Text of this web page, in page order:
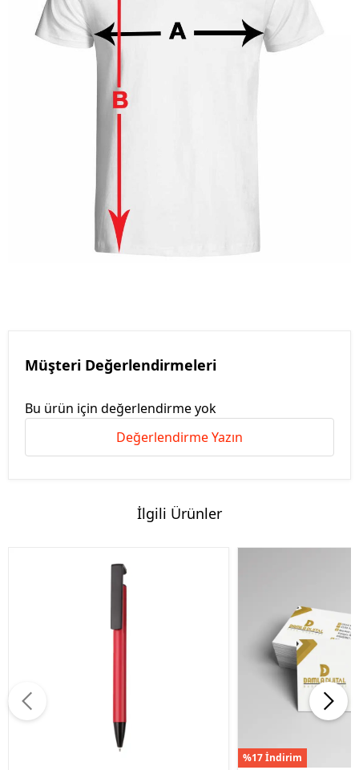
Müşteri Değerlendirmeleri
Bu ürün için değerlendirme yok
Değerlendirme Yazın
İlgili Ürünler
%17 İndirim